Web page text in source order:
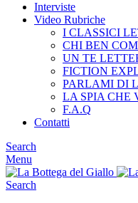
Interviste
Video Rubriche
I CLASSICI
CHI BEN
UN TE
FICTION
PARLAMI DI
LA SPIA CHE
F.A.Q
Contatti
Search
Menu
Search